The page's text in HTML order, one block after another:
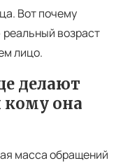
Вот почему
возраст
лицо.
делают
кому она
масса обращений